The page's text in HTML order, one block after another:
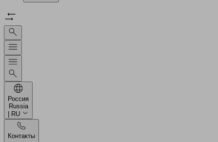
Россия
Russia
| RU
Контакты